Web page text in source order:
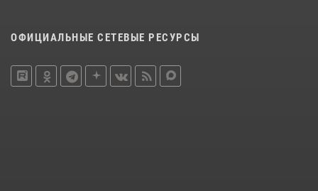
ОФИЦИАЛЬНЫЕ СЕТЕВЫЕ РЕСУРСЫ